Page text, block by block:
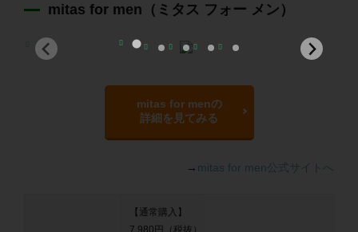
mitas for men（ミタス フォー メン）
mitas for menの
詳細を見てみる
→ mitas for men公式サイトへ
【通常購入】
7,980円（税抜）